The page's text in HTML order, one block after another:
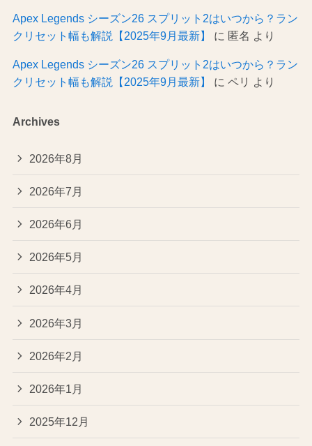
Apex Legends シーズン26 スプリット2はいつから？ラン
クリセット幅も解説【2025年9月最新】
に 匿名 より
Apex Legends シーズン26 スプリット2はいつから？ラン
クリセット幅も解説【2025年9月最新】
に ペリ より
Archives
2026年8月
2026年7月
2026年6月
2026年5月
2026年4月
2026年3月
2026年2月
2026年1月
2025年12月